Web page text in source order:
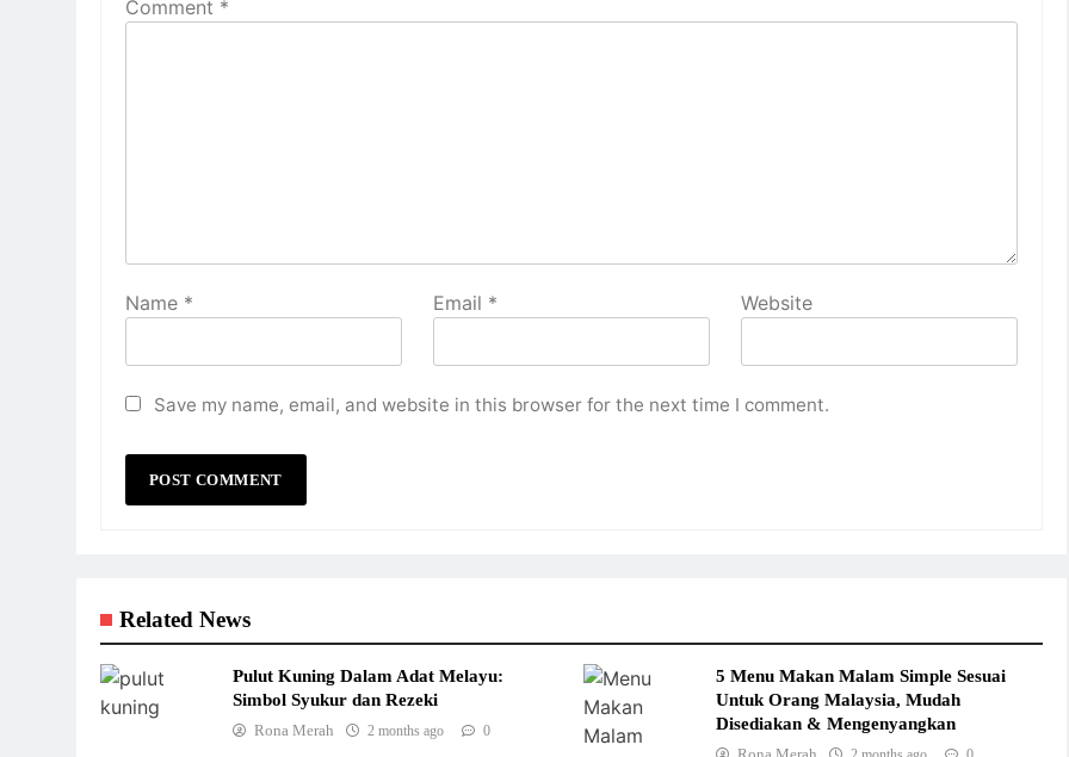
Comment *
Name * Email * Website
Save my name, email, and website in this browser for the next time I comment.
Related News
Pulut Kuning Dalam Adat Melayu:
Simbol Syukur dan Rezeki
Rona Merah 2 months ago 0
5 Menu Makan Malam Simple Sesuai
Untuk Orang Malaysia, Mudah
Disediakan & Mengenyangkan